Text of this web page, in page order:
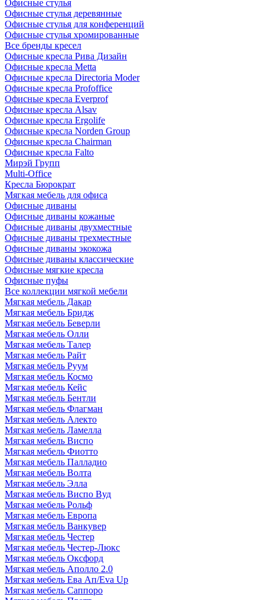
Офисные стулья
Офисные стулья деревянные
Офисные стулья для конференций
Офисные стулья хромированные
Все бренды кресел
Офисные кресла Рива Дизайн
Офисные кресла Metta
Офисные кресла Directoria Moder
Офисные кресла Profoffice
Офисные кресла Everprof
Офисные кресла Alsav
Офисные кресла Ergolife
Офисные кресла Norden Group
Офисные кресла Chairman
Офисные кресла Falto
Мирэй Групп
Multi-Office
Кресла Бюрократ
Мягкая мебель для офиса
Офисные диваны
Офисные диваны кожаные
Офисные диваны двухместные
Офисные диваны трехместные
Офисные диваны экокожа
Офисные диваны классические
Офисные мягкие кресла
Офисные пуфы
Все коллекции мягкой мебели
Мягкая мебель Дакар
Мягкая мебель Бридж
Мягкая мебель Беверли
Мягкая мебель Олли
Мягкая мебель Талер
Мягкая мебель Райт
Мягкая мебель Руум
Мягкая мебель Космо
Мягкая мебель Кейс
Мягкая мебель Бентли
Мягкая мебель Флагман
Мягкая мебель Алекто
Мягкая мебель Ламелла
Мягкая мебель Виспо
Мягкая мебель Фиотто
Мягкая мебель Палладио
Мягкая мебель Волта
Мягкая мебель Элла
Мягкая мебель Виспо Вуд
Мягкая мебель Рольф
Мягкая мебель Европа
Мягкая мебель Ванкувер
Мягкая мебель Честер
Мягкая мебель Честер-Люкс
Мягкая мебель Оксфорд
Мягкая мебель Аполло 2.0
Мягкая мебель Ева Ап/Eva Up
Мягкая мебель Саппоро